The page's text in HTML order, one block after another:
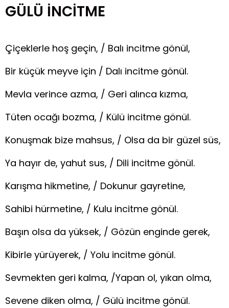
GÜLÜ İNCİTME
Çiçeklerle hoş geçin, / Balı incitme gönül,
Bir küçük meyve için / Dalı incitme gönül.
Mevla verince azma, / Geri alınca kızma,
Tüten ocağı bozma, / Külü incitme gönül.
Konuşmak bize mahsus, / Olsa da bir güzel süs,
Ya hayır de, yahut sus, / Dili incitme gönül.
Karışma hikmetine, / Dokunur gayretine,
Sahibi hürmetine, / Kulu incitme gönül.
Başın olsa da yüksek, / Gözün enginde gerek,
Kibirle yürüyerek, / Yolu incitme gönül.
Sevmekten geri kalma, /Yapan ol, yıkan olma,
Sevene diken olma, / Gülü incitme gönül.